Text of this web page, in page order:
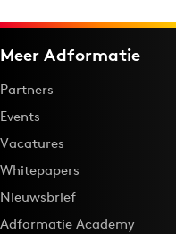
Meer Adformatie
Partners
Events
Vacatures
Whitepapers
Nieuwsbrief
Adformatie Academy